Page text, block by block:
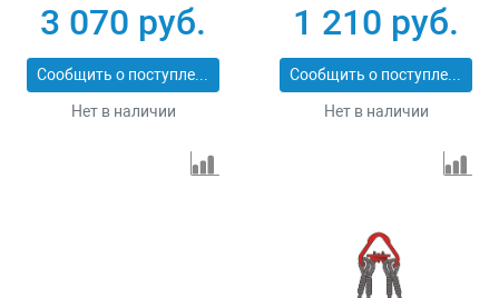
3 070 руб.
Сообщить о поступлении
Нет в наличии
1 210 руб.
Сообщить о поступлении
Нет в наличии